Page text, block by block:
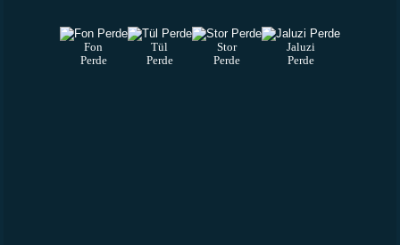
Fon
Perde
Tül
Perde
Stor
Perde
Jaluzi
Perde